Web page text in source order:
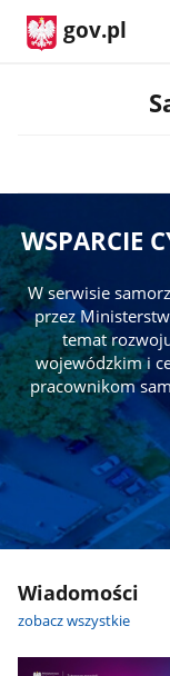
gov.pl
WSPARCIE
W serwisie
przez
temat
wojewódzkim i
pracownikom
Wiadomości
zobacz wszystkie